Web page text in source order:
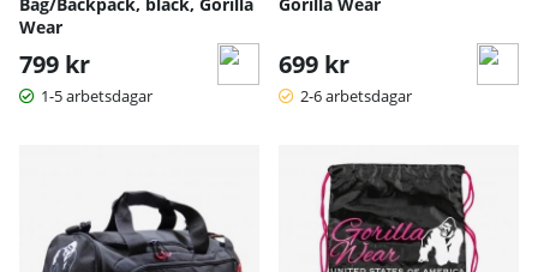
Wear
799 kr
1-5 arbetsdagar
699 kr
2-6 arbetsdagar